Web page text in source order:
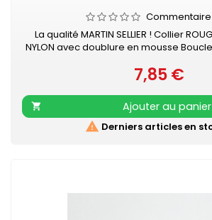
La qualité MARTIN SELLIER ! Collier
NYLON avec doublure en mousse
davantage de confort Nylon ultra-
noire Couleur acidulée qui soulignera
Existe aussi en turquoise, vert, orange,
rose et beige
Prix
7,85 €

Ajouter au panier
 Derniers articles en